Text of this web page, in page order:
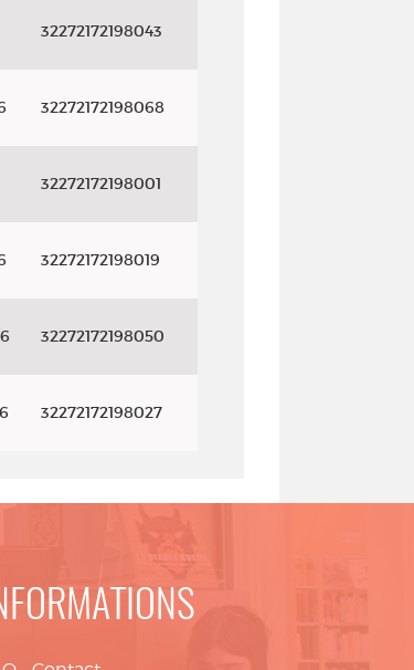
32272172198043
32272172198068
32272172198001
32272172198019
32272172198050
32272172198027